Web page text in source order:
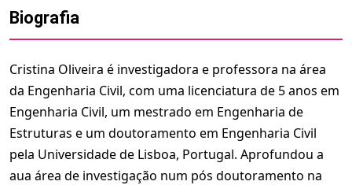
Biografia
Cristina Oliveira é investigadora e professora na área
da Engenharia Civil, com uma licenciatura de 5 anos em
Engenharia Civil, um mestrado em Engenharia de
Estruturas e um doutoramento em Engenharia Civil
pela Universidade de Lisboa, Portugal. Aprofundou a
aua área de investigação num pós doutoramento na